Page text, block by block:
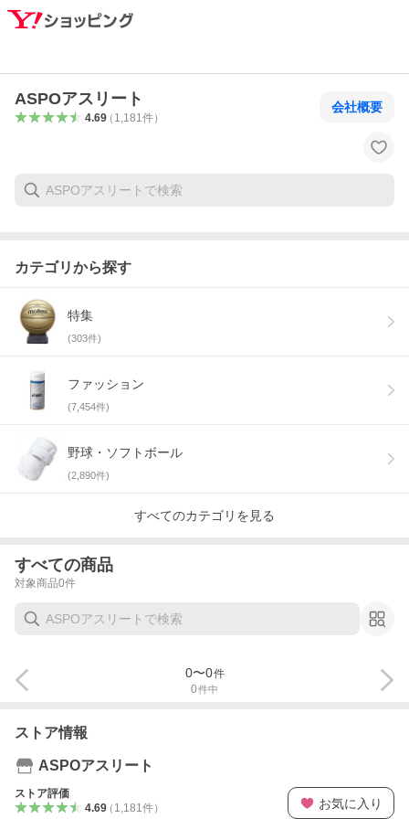
ASPOアスリート
4.69（ 1,181 件）
会社概要
カテゴリから探す
特集
(303件)
ファッション
(7,454件)
野球・ソフトボール
(2,890件)
すべてのカテゴリを見る
すべての商品
対象商品0件
0件中
0〜0件
ストア情報
ASPOアスリート
ストア評価
4.69（ 1,181 件） お気に入り